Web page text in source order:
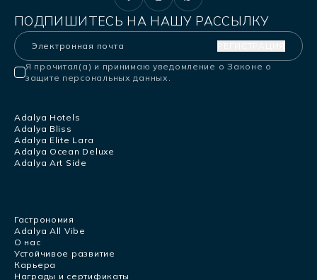
ПОДПИШИТЕСЬ НА НАШУ РАССЫЛКУ
Я прочитал(а) и принимаю уведомление о Законе о
защите персональных данных.
Adalya Hotels
Adalya Bliss
Adalya Elite Lara
Adalya Ocean Deluxe
Adalya Art Side
Гастрономия
Adalya All Vibe
О нас
Устойчивое развитие
Карьера
Награды и сертификаты